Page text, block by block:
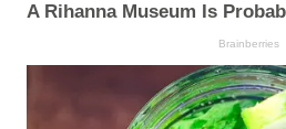
A Rihanna Museum Is
Brainberries